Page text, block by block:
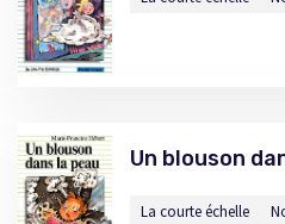
Un blouson
La courte échelle